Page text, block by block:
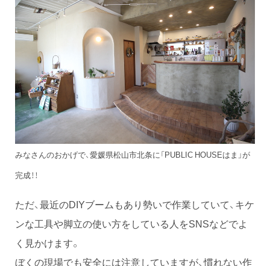
みなさんのおかげで、愛媛県松山市北条に「PUBLIC HOUSEはま」が
完成！！
ただ、最近のDIYブームもあり勢いで作業していて、キケ
ンな工具や脚立の使い方をしている人をSNSなどでよ
く見かけます。
ぼくの現場でも安全には注意していますが、慣れない作